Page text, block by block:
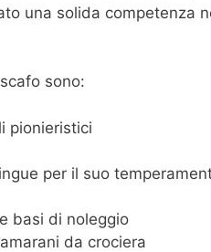
una solida competenza
sono:
pionieristici
per il suo
basi di noleggio
da crociera